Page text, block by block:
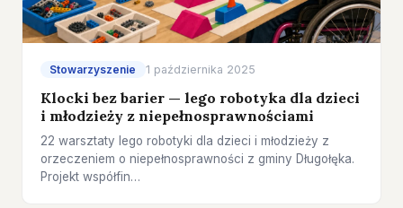
Stowarzyszenie 1 października 2025
Klocki bez barier — lego robotyka dla dzieci
i młodzieży z niepełnosprawnościami
22 warsztaty lego robotyki dla dzieci i młodzieży z
orzeczeniem o niepełnosprawności z gminy Długołęka.
Projekt współfin…